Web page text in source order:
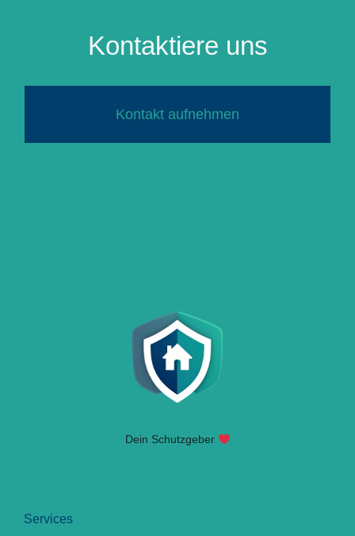
Kontaktiere uns
Kontakt aufnehmen
Dein Schutzgeber
Services